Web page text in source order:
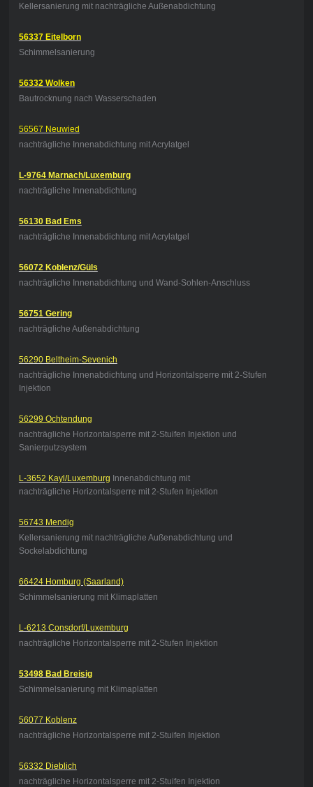
Kellersanierung mit nachträgliche Außenabdichtung
56337 Eitelborn
Schimmelsanierung
56332 Wolken
Bautrocknung nach Wasserschaden
56567 Neuwied
nachträgliche Innenabdichtung mit Acrylatgel
L-9764 Marnach/Luxemburg
nachträgliche Innenabdichtung
56130 Bad Ems
nachträgliche Innenabdichtung mit Acrylatgel
56072 Koblenz/Güls
nachträgliche Innenabdichtung und Wand-Sohlen-Anschluss
56751 Gering
nachträgliche Außenabdichtung
56290 Beltheim-Sevenich
nachträgliche Innenabdichtung und Horizontalsperre mit 2-Stufen
Injektion
56299 Ochtendung
nachträgliche Horizontalsperre mit 2-Stuifen Injektion und
Sanierputzsystem
L-3652 Kayl/Luxemburg Innenabdichtung mit
nachträgliche Horizontalsperre mit 2-Stufen Injektion
56743 Mendig
Kellersanierung mit nachträgliche Außenabdichtung und
Sockelabdichtung
66424 Homburg (Saarland)
Schimmelsanierung mit Klimaplatten
L-6213 Consdorf/Luxemburg
nachträgliche Horizontalsperre mit 2-Stufen Injektion
53498 Bad Breisig
Schimmelsanierung mit Klimaplatten
56077 Koblenz
nachträgliche Horizontalsperre mit 2-Stuifen Injektion
56332 Dieblich
nachträgliche Horizontalsperre mit 2-Stuifen Injektion